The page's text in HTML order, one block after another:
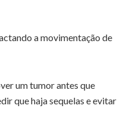
a movimentação de
um tumor antes que
que haja sequelas e evitar